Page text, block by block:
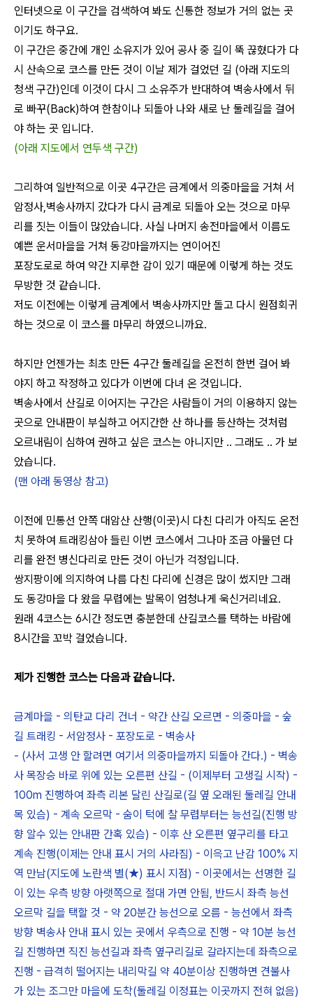
인터넷으로 이 구간을 검색하여 봐도 신통한 정보가 거의 없는 곳
이기도 하구요.
이 구간은 중간에 개인 소유지가 있어 공사 중 길이 뚝 끊혔다가 다
시 산속으로 코스를 만든 것이 이날 제가 걸었던 길 (아래 지도의
청색 구간)인데 이것이 다시 그 소유주가 반대하여 벽송사에서 뒤
로 빠꾸(Back)하여 한참이나 되돌아 나와 새로 난 둘레길을 걸어
야 하는 곳 입니다.
(아래 지도에서 연두색 구간)
그리하여 일반적으로 이곳 4구간은 금계에서 의중마을을 거쳐 서
암정사,벽송사까지 갔다가 다시 금계로 되돌아 오는 것으로 마무
리를 짓는 이들이 많았습니다. 사실 나머지 송전마을에서 이름도
예쁜 운서마을을 거쳐 동강마을까지는 연이어진
포장도로로 하여 약간 지루한 감이 있기 때문에 이렇게 하는 것도
무방한 것 같습니다.
저도 이전에는 이렇게 금계에서 벽송사까지만 돌고 다시 원점회귀
하는 것으로 이 코스를 마무리 하였으니까요.
하지만 언젠가는 최초 만든 4구간 둘레길을 온전히 한번 걸어 봐
야지 하고 작정하고 있다가 이번에 다녀 온 것입니다.
벽송사에서 산길로 이어지는 구간은 사람들이 거의 이용하지 않는
곳으로 안내판이 부실하고 어지간한 산 하나를 등산하는 것처럼
오르내림이 심하여 권하고 싶은 코스는 아니지만 .. 그래도 .. 가 보
았습니다.
(맨 아래 동영상 참고)
이전에 민통선 안쪽 대암산 산행(이곳)시 다친 다리가 아직도 온전
치 못하여 트래킹삼아 들린 이번 코스에서 그나마 조금 아물던 다
리를 완전 병신다리로 만든 것이 아닌가 걱정입니다.
쌍지팡이에 의지하여 나름 다친 다리에 신경은 많이 썼지만 그래
도 동강마을 다 왔을 무렵에는 발목이 엄청나게 욱신거리네요.
원래 4코스는 6시간 정도면 충분한데 산길코스를 택하는 바람에
8시간을 꼬박 걸었습니다.
제가 진행한 코스는 다음과 같습니다.
금계마을 - 의탄교 다리 건너 - 약간 산길 오르면 - 의중마을 - 숲
길 트래킹 - 서암정사 - 포장도로 - 벽송사
- (사서 고생 안 할려면 여기서 의중마을까지 되돌아 간다.) - 벽송
사 목장승 바로 위에 있는 오른편 산길 - (이제부터 고생길 시작) -
100m 진행하여 좌측 리본 달린 산길로(길 옆 오래된 둘레길 안내
목 있슴) - 계속 오르막 - 숨이 턱에 찰 무렵부터는 능선길(진행 방
향 알수 있는 안내판 간혹 있슴) - 이후 산 오른편 옆구리를 타고
계속 진행(이제는 안내 표시 거의 사라짐) - 이윽고 난감 100% 지
역 만남(지도에 노란색 별(★) 표시 지점) - 이곳에서는 선명한 길
이 있는 우측 방향 아랫쪽으로 절대 가면 안됨, 반드시 좌측 능선
오르막 길을 택할 것 - 약 20분간 능선으로 오름 - 능선에서 좌측
방향 벽송사 안내 표시 있는 곳에서 우측으로 진행 - 약 10분 능선
길 진행하면 직진 능선길과 좌측 옆구리길로 갈라지는데 좌측으로
진행 - 급격히 떨어지는 내리막길 약 40분이상 진행하면 견불사
가 있는 조그만 마을에 도착(둘레길 이정표는 이곳까지 전혀 없음)